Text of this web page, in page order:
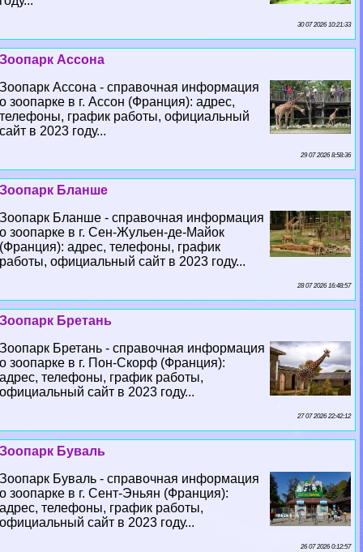
30 07 2026 10:21:33
Зоопарк Ассона
Зоопарк Ассона - справочная информация
о зоопарке в г. Ассон (Франция): адрес,
телефоны, график работы, официальный
сайт в 2023 году...
29 07 2026 8:58:36
Зоопарк Бланше
Зоопарк Бланше - справочная информация
о зоопарке в г. Сен-Жульен-де-Майок
(Франция): адрес, телефоны, график
работы, официальный сайт в 2023 году...
28 07 2026 16:48:57
Зоопарк Бретань
Зоопарк Бретань - справочная информация
о зоопарке в г. Пон-Скорф (Франция):
адрес, телефоны, график работы,
официальный сайт в 2023 году...
27 07 2026 22:42:12
Зоопарк Буваль
Зоопарк Буваль - справочная информация
о зоопарке в г. Сент-Эньян (Франция):
адрес, телефоны, график работы,
официальный сайт в 2023 году...
26 07 2026 0:12:57